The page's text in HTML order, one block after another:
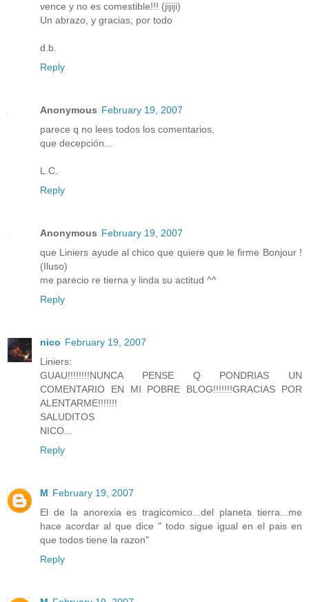
vence y no es comestible!!! (jijiji)
Un abrazo, y gracias, por todo
d.b.
Reply
Anonymous February 19, 2007
parece q no lees todos los comentarios,
que decepción...
L.C.
Reply
Anonymous February 19, 2007
que Liniers ayude al chico que quiere que le firme Bonjour !
(Iluso)
me parecio re tierna y linda su actitud ^^
Reply
nico February 19, 2007
Liniers:
GUAU!!!!!!!!NUNCA PENSE Q PONDRIAS UN
COMENTARIO EN MI POBRE BLOG!!!!!!!GRACIAS POR
ALENTARME!!!!!!!
SALUDITOS
NICO...
Reply
M February 19, 2007
El de la anorexia es tragicomico...del planeta tierra...me
hace acordar al que dice " todo sigue igual en el pais en
que todos tiene la razon"
Reply